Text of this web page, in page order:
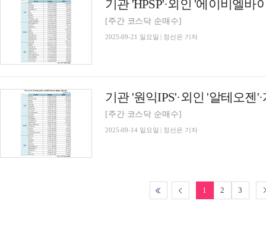
[주간 코스닥 순매수]
2025-09-21 일요일 | 정선은 기자
[주간 코스닥 순매수]
2025-09-14 일요일 | 정선은 기자
1 2 3